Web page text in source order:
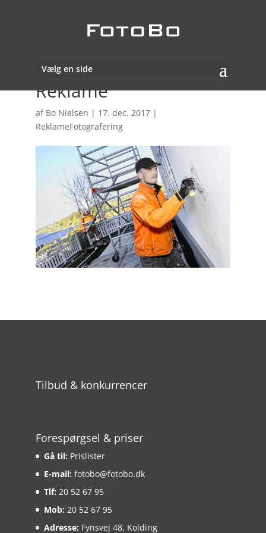
Vælg en side
Reklame
af Bo Nielsen | 17. dec. 2017|
ReklameFotografering
Tilbud & konkurrencer
Forespørgsel & priser
Gå til: Prislister
E-mail: fotobo@fotobo.dk
Tlf: 20 52 67 95
Mob: 20 52 67 95
Adresse: Fynsvej 48, Kolding